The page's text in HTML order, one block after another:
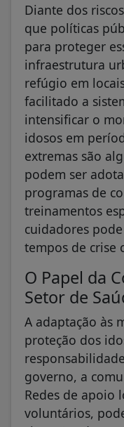
Diante dos
que políticas
para proteger
infraestrutura
refúgio em
facilitado a
intensificar o
idosos em
extremas são
podem ser
programas de
treinamentos
cuidadores
tempos de crise
O Papel da
Setor de
A adaptação às
proteção dos
governo, a
Redes de apoio
voluntários,